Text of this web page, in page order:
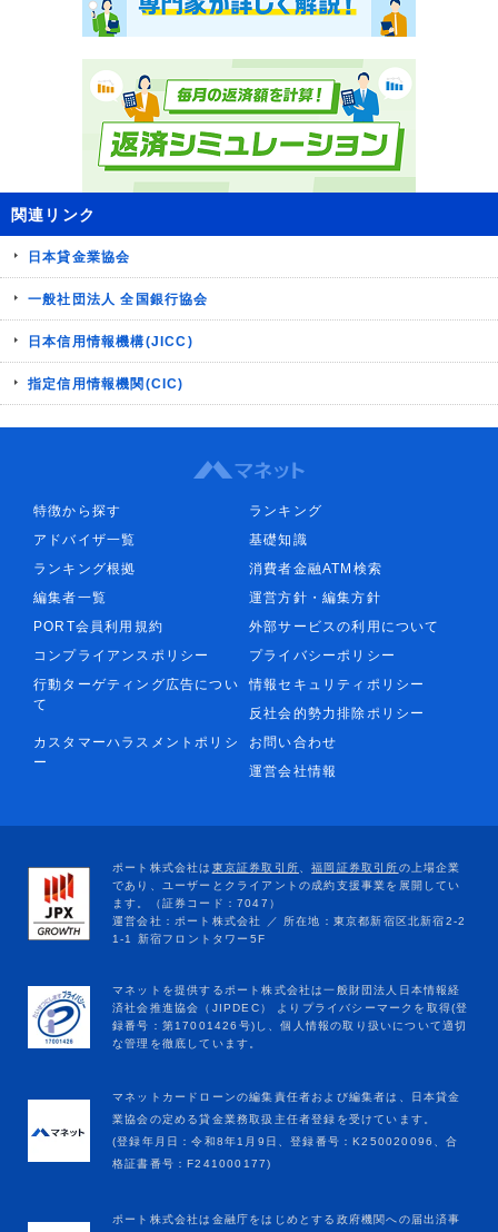
関連リンク
日本貸金業協会
一般社団法人 全国銀行協会
日本信用情報機構(JICC)
指定信用情報機関(CIC)
特徴から探す
ランキング
アドバイザ一覧
基礎知識
ランキング根拠
消費者金融ATM検索
編集者一覧
運営方針・編集方針
PORT会員利用規約
外部サービスの利用について
コンプライアンスポリシー
プライバシーポリシー
行動ターゲティング広告につい
て
情報セキュリティポリシー
反社会的勢力排除ポリシー
カスタマーハラスメントポリシ
ー
お問い合わせ
運営会社情報
マネットカードローンの編集責任者および編集者は、日本貸金
業協会の定める貸金業務取扱主任者登録を受けています。
(登録年月日：令和8年1月9日、登録番号：K250020096、合
格証書番号：F241000177)
ポート株式会社は金融庁をはじめとする政府機関への届出済事